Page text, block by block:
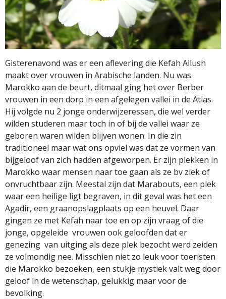
Gisterenavond was er een aflevering die Kefah Allush
maakt over vrouwen in Arabische landen. Nu was
Marokko aan de beurt, ditmaal ging het over Berber
vrouwen in een dorp in een afgelegen vallei in de Atlas.
Hij volgde nu 2 jonge onderwijzeressen, die wel verder
wilden studeren maar toch in of bij de vallei waar ze
geboren waren wilden blijven wonen. In die zin
traditioneel maar wat ons opviel was dat ze vormen van
bijgeloof van zich hadden afgeworpen. Er zijn plekken in
Marokko waar mensen naar toe gaan als ze bv ziek of
onvruchtbaar zijn. Meestal zijn dat Marabouts, een plek
waar een heilige ligt begraven, in dit geval was het een
Agadir, een graanopslagplaats op een heuvel. Daar
gingen ze met Kefah naar toe en op zijn vraag of die
jonge, opgeleide vrouwen ook geloofden dat er
genezing van uitging als deze plek bezocht werd zeiden
ze volmondig nee. Misschien niet zo leuk voor toeristen
die Marokko bezoeken, een stukje mystiek valt weg door
geloof in de wetenschap, gelukkig maar voor de
bevolking.